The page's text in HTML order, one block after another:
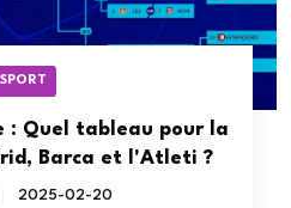
SPORT
: Quel tableau pour la
Barca et l'Atleti ?
2025-02-20